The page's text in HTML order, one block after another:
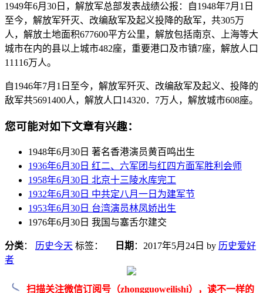
1949年6月30日，解放军总部发表战绩公报：自1948年7月1日
至今，解放军歼灭、改编敌军及起义投降的敌军，共305万
人，解放土地面积677600平方公里，解放包括南京、上海等大
城市在内的县以上城市482座，重要港口及市镇7座，解放人口
11116万人。
自1946年7月1日至今，解放军歼灭、改编敌军及起义、投降的
敌军共5691400人，解放人口14320．7万人，解放城市608座。
您可能对如下文章有兴趣：
1948年6月30日 著名香港演员黄百鸣出生
1936年6月30日 红二、六军团与红四方面军胜利会师
1958年6月30日 北京十三陵水库完工
1932年6月30日 中共定八月一日为建军节
1953年6月30日 台湾演员林凤娇出生
1976年6月30日 我国与塞舌尔建交
分类： 历史今天 标签： 日期 ： 2017年5月24日 by 历史爱好
者
扫描关注微信订阅号（zhongguoweilishi），读不一样的